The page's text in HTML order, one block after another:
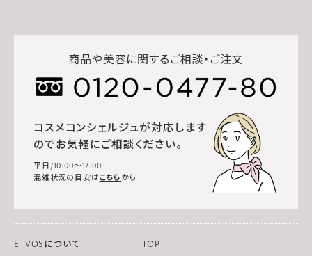
商品や美容に関するご相談・ご注文
コスメコンシェルジュが対応します
のでお気軽にご相談ください。
平日/10:00～17:00
混雑状況の目安はこちら から
ETVOSについて
TOP